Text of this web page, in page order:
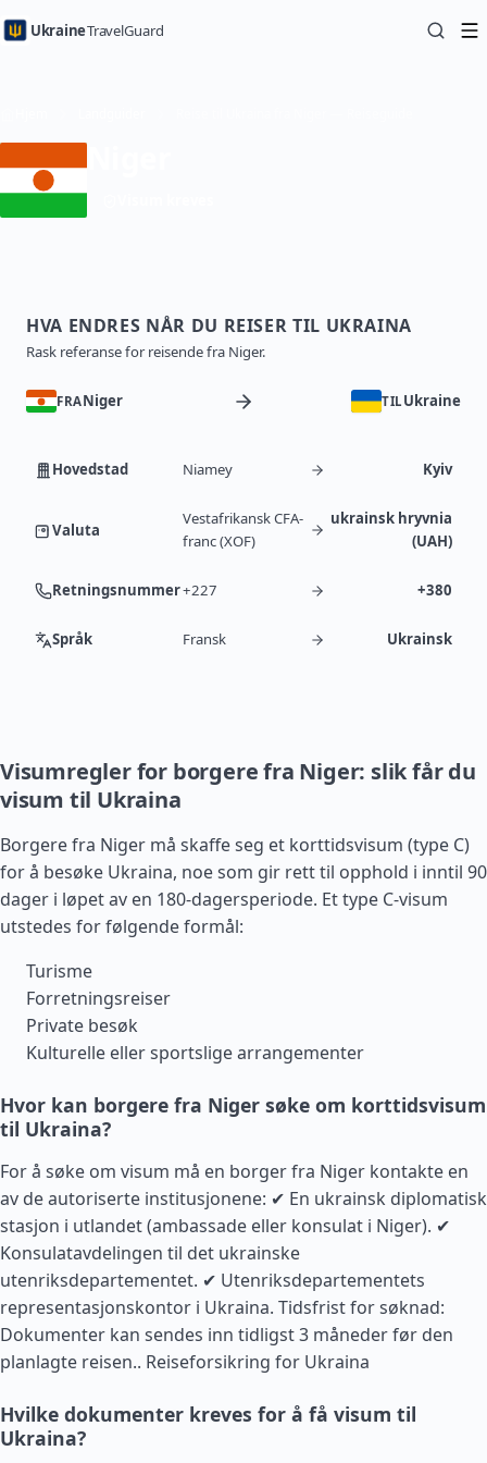
UkraineTravelGuard
HVA ENDRES NÅR DU REISER TIL UKRAINA
Rask referanse for reisende fra Niger.
FRANiger TIL Ukraine
Hovedstad Niamey Kyiv
Valuta
Vestafrikansk CFA-
franc (XOF)
ukrainsk hryvnia
(UAH)
Retningsnummer+227 +380
Språk Fransk Ukrainsk
Visumregler for borgere fra Niger: slik får du
visum til Ukraina
Borgere fra Niger må skaffe seg et korttidsvisum (type C)
for å besøke Ukraina, noe som gir rett til opphold i inntil 90
dager i løpet av en 180-dagersperiode. Et type C-visum
utstedes for følgende formål:
Turisme
Forretningsreiser
Private besøk
Kulturelle eller sportslige arrangementer
Hvor kan borgere fra Niger søke om korttidsvisum
til Ukraina?
For å søke om visum må en borger fra Niger kontakte en
av de autoriserte institusjonene: ✔ En ukrainsk diplomatisk
stasjon i utlandet (ambassade eller konsulat i Niger). ✔
Konsulatavdelingen til det ukrainske
utenriksdepartementet. ✔ Utenriksdepartementets
representasjonskontor i Ukraina. Tidsfrist for søknad:
Dokumenter kan sendes inn tidligst 3 måneder før den
planlagte reisen.. Reiseforsikring for Ukraina
Hvilke dokumenter kreves for å få visum til
Ukraina?